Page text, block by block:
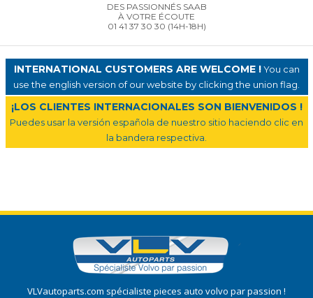
DES PASSIONNÉS SAAB
À VOTRE ÉCOUTE
01 41 37 30 30 (14H-18H)
INTERNATIONAL CUSTOMERS ARE WELCOME !You can
use the english version of our website by clicking the union flag.
¡LOS CLIENTES INTERNACIONALES SON BIENVENIDOS !
Puedes usar la versión española de nuestro sitio haciendo clic en
la bandera respectiva.
VLVautoparts.com spécialiste pieces auto volvo par passion !